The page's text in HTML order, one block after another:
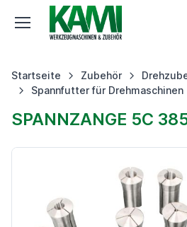
Startseite Zubehör
Spannfutter für Drehmaschinen
SPANNZANGE 5C